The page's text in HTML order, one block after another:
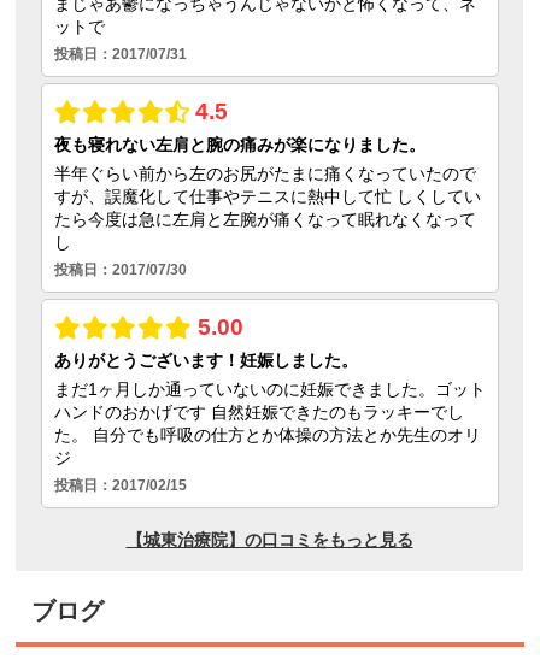
ブログ